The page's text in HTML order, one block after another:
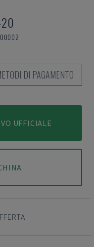
DI PAGAMENTO
UFFICIALE